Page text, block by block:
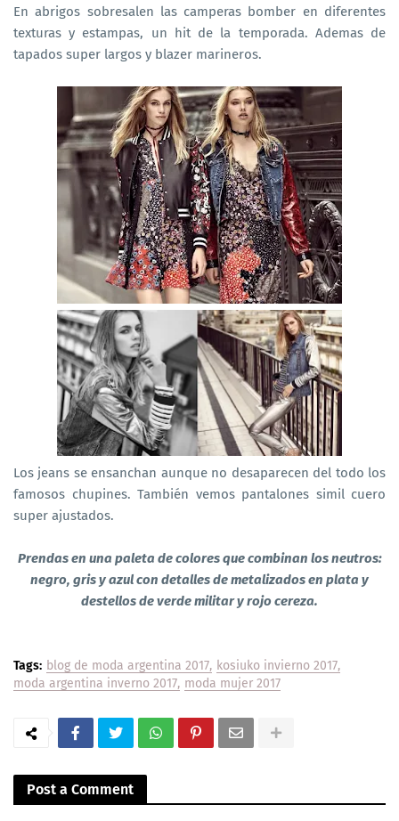
En abrigos sobresalen las camperas bomber en diferentes
texturas y estampas, un hit de la temporada. Ademas de
tapados super largos y blazer marineros.
Los jeans se ensanchan aunque no desaparecen del todo los
famosos chupines. También vemos pantalones simil cuero
super ajustados.
Prendas en una paleta de colores que combinan los neutros:
negro, gris y azul con detalles de metalizados en plata y
destellos de verde militar y rojo cereza.
Tags: blog de moda argentina 2017
kosiuko invierno 2017
moda argentina inverno 2017 moda mujer 2017
Post a Comment